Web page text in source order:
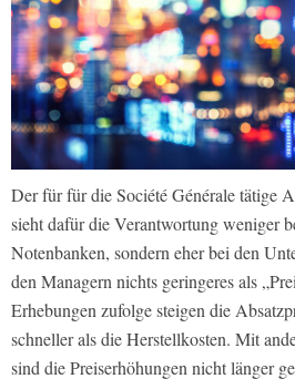
Der für für die Société Générale tätige
sieht dafür die Verantwortung weniger
Notenbanken, sondern eher bei den
den Managern nichts geringeres als
Erhebungen zufolge steigen die
schneller als die Herstellkosten. Mit
sind die Preiserhöhungen nicht länger